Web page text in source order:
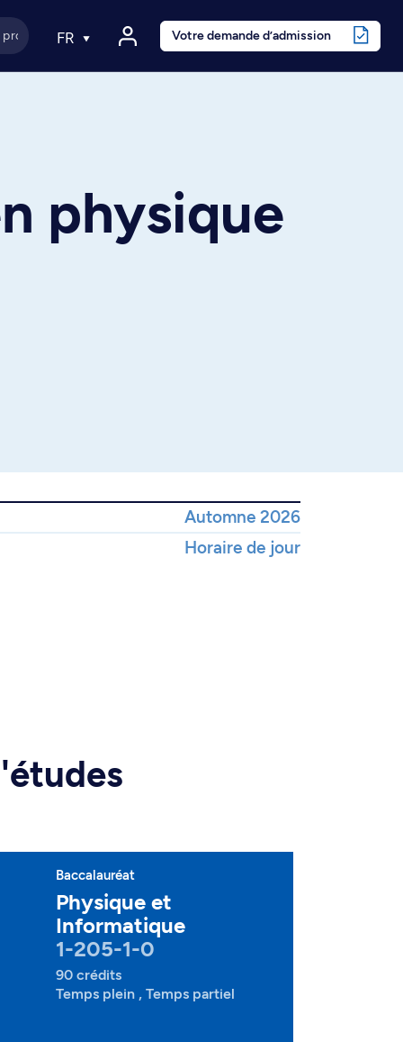
FR Votre demande d’admission
physique
Automne 2026
Horaire de jour
Baccalauréat
Physique et
Informatique
1-205-1-0
90 crédits
Temps plein , Temps partiel